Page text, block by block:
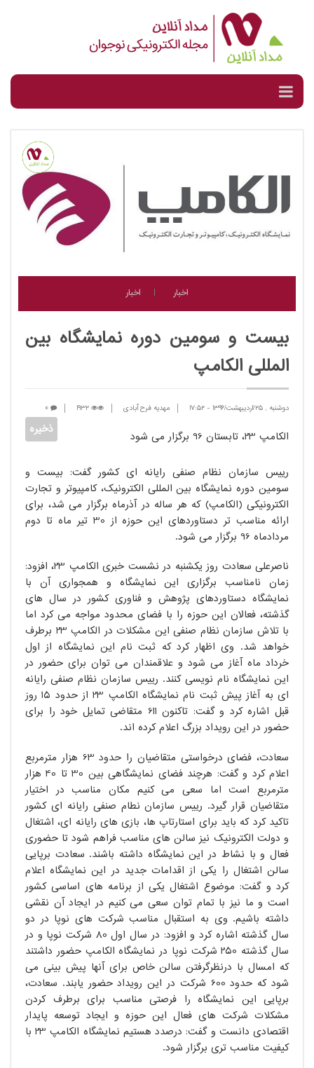
اخبار اخبار
بیست و سومین دوره نمایشگاه بین
المللی الکامپ
دوشنبه , 25/اردیبهشت/1396 -
17:52 مهدیه فرح آبادی 1932
الکامپ 23، تابستان 96 برگزار می شود
رییس سازمان نظام صنفی رایانه ای کشور گفت: بیست و
سومین دوره نمایشگاه بین المللی الکترونیک، کامپیوتر و تجارت
الکترونیکی (الکامپ) که هر ساله در آذرماه برگزار می شد، برای
ارائه مناسب تر دستاوردهای این حوزه از 30 تیر ماه تا دوم
مردادماه 96 برگزار می شود.
ناصرعلی سعادت روز یکشنبه در نشست خبری الکامپ 23، افزود:
زمان نامناسب برگزاری این نمایشگاه و همجواری آن با
نمایشگاه دستاوردهای پژوهش و فناوری کشور در سال های
گذشته، فعالان این حوزه را با فضای محدود مواجه می کرد اما
با تلاش سازمان نظام صنفی این مشکلات در الکامپ 23 برطرف
خواهد شد. وی اظهار کرد که ثبت نام این نمایشگاه از اول
خرداد ماه آغاز می شود و علاقمندان می توان برای حضور در
این نمایشگاه نام نویسی کنند. رییس سازمان نظام صنفی رایانه
ای به آغاز پیش ثبت نام نمایشگاه الکامپ 23 از حدود 15 روز
قبل اشاره کرد و گفت: تاکنون 611 متقاضی تمایل خود را برای
حضور در این رویداد بزرگ اعلام کرده اند.
سعادت، فضای درخواستی متقاضیان را حدود 63 هزار مترمربع
اعلام کرد و گفت: هرچند فضای نمایشگاهی بین 30 تا 40 هزار
مترمربع است اما سعی می کنیم مکان مناسب در اختیار
متقاضیان قرار گیرد. رییس سازمان نطام صنفی رایانه ای کشور
تاکید کرد که باید برای استارتاپ ها، بازی های رایانه ای، اشتغال
و دولت الکترونیک نیز سالن های مناسب فراهم شود تا حضوری
فعال و با نشاط در این نمایشگاه داشته باشند. سعادت برپایی
سالن اشتغال را یکی از اقدامات جدید در این نمایشگاه اعلام
کرد و گفت: موضوع اشتغال یکی از برنامه های اساسی کشور
است و ما نیز با تمام توان سعی می کنیم در ایجاد آن نقشی
داشته باشیم. وی به استقبال مناسب شرکت های نوپا در دو
سال گذشته اشاره کرد و افزود: در سال اول 80 شرکت نوپا و در
سال گذشته 250 شرکت نوپا در نمایشگاه الکامپ حضور داشتند
که امسال با درنظرگرفتن سالن خاص برای آنها پیش بینی می
شود که حدود 600 شرکت در این رویداد حضور یابند. سعادت،
برپایی این نمایشگاه را فرصتی مناسب برای برطرف کردن
مشکلات شرکت های فعال این حوزه و ایجاد توسعه پایدار
اقتصادی دانست و گفت: درصدد هستیم نمایشگاه الکامپ 23 با
کیفیت مناسب تری برگزار شود.